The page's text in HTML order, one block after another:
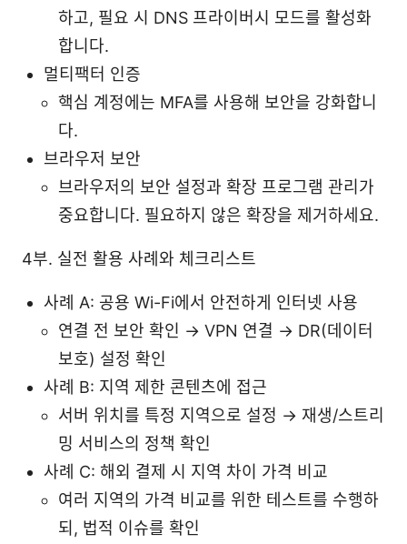
하고, 필요 시 DNS 프라이버시 모드를 활성화
합니다.
멀티팩터 인증
핵심 계정에는 MFA를 사용해 보안을 강화합니
다.
브라우저 보안
브라우저의 보안 설정과 확장 프로그램 관리가
중요합니다. 필요하지 않은 확장을 제거하세요.
4부. 실전 활용 사례와 체크리스트
사례 A: 공용 Wi-Fi에서 안전하게 인터넷 사용
연결 전 보안 확인 → VPN 연결 → DR(데이터
보호) 설정 확인
사례 B: 지역 제한 콘텐츠에 접근
서버 위치를 특정 지역으로 설정 → 재생/스트리
밍 서비스의 정책 확인
사례 C: 해외 결제 시 지역 차이 가격 비교
여러 지역의 가격 비교를 위한 테스트를 수행하
되, 법적 이슈를 확인